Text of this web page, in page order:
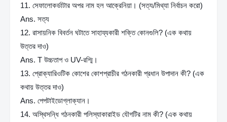
11. সেফালোকর্ডাটার অপর নাম হল আক্রেনিয়া। (সত্য/মিথ্যা নির্বাচন করো)
Ans. সত্য
12. রাসায়নিক বিবর্তন ঘটাতে সাহায্যকারী শক্তি কোনগুলি? (এক কথায়
উত্তর দাও)
Ans. T উচ্চতাপ ও UV-রশ্মি।
13. প্রোক্যারিওটিক কোশের কোশপ্রাচীর গঠনকারী প্রধান উপাদান কী? (এক
কথায় উত্তর দাও)
Ans. পেপটাইডোগ্লাক্যান।
14. অস্থিসন্ধি গঠনকারী পলিস্যাকারাইড যৌগটির নাম কী? (এক কথায়